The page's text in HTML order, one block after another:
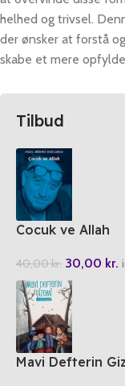
helhed og trivsel.
der ønsker at forstå
skabe et mere
Tilbud
Cocuk ve Allah
40,00kr. 30,00 kr.
Mavi Defterin